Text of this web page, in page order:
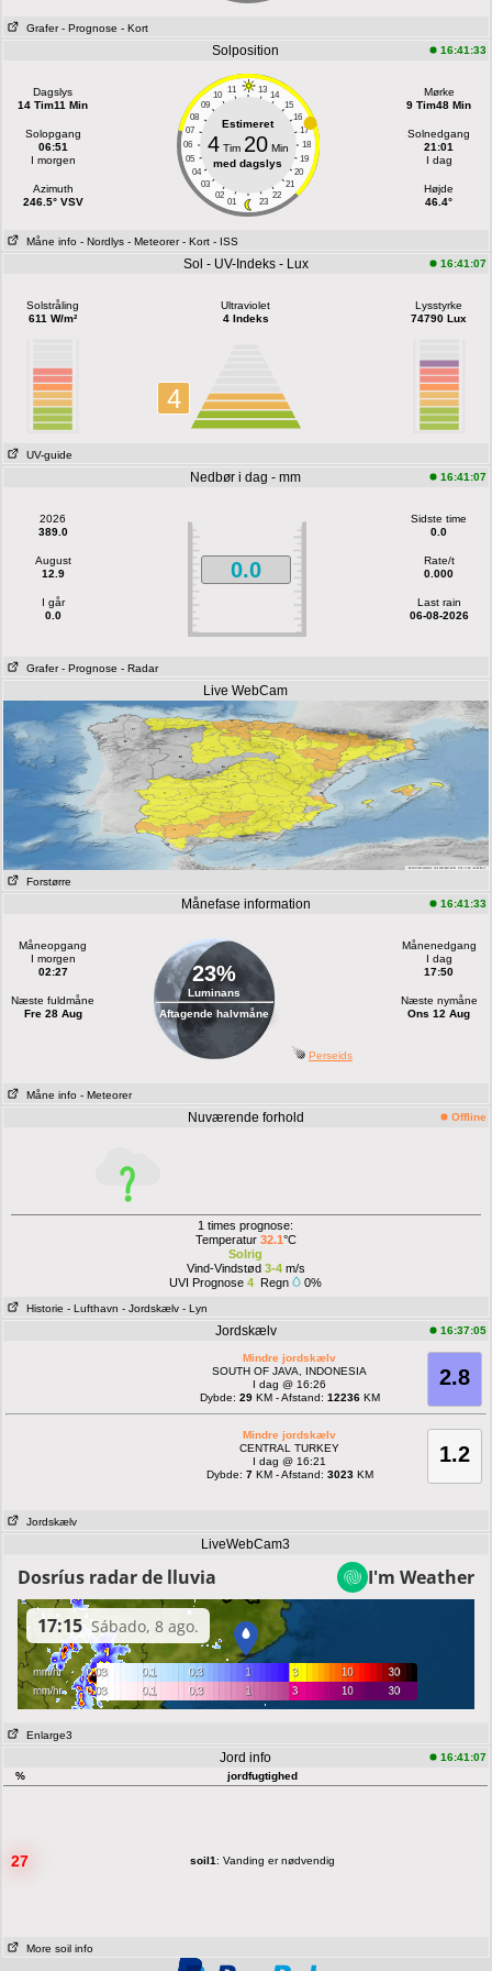
Grafer - Prognose - Kort
Solposition 16:41:33
Dagslys
14 Tim11 Min
Solopgang
06:51
I morgen
Azimuth
246.5° VSV
11 13
10
14
09
15
08
16
07
17
06
18
05
19
04
20
03
21
02
22
01 23
Estimeret
4Tim 20Min
med dagslys
Mørke
9 Tim48 Min
Solnedgang
21:01
I dag
Højde
46.4°
Måne info - Nordlys - Meteorer - Kort - ISS
Sol - UV-Indeks - Lux 16:41:07
Solstråling
611 W/m²
Ultraviolet
4 Indeks
4
Lysstyrke
74790 Lux
UV-guide
Nedbør i dag - mm 16:41:07
2026
389.0
August
12.9
I går
0.0
0.0
Sidste time
0.0
Rate/t
0.000
Last rain
06-08-2026
Grafer - Prognose - Radar
Live WebCam
Forstørre
Månefase information 16:41:33
Måneopgang
I morgen
02:27
Næste fuldmåne
Fre 28 Aug
23%
Luminans
Aftagende halvmåne
Månenedgang
I dag
17:50
Næste nymåne
Ons 12 Aug
Perseids
Måne info - Meteorer
Nuværende forhold Offline
1 times prognose:
Temperatur 32.1°C
Solrig
Vind-Vindstød 3-4m/s
UVI Prognose4 Regn 0%
Historie - Lufthavn - Jordskælv - Lyn
Jordskælv 16:37:05
2.8
Mindre jordskælv
SOUTH OF JAVA, INDONESIA
I dag @ 16:26
Dybde: 29KM - Afstand: 12236KM
1.2
Mindre jordskælv
CENTRAL TURKEY
I dag @ 16:21
Dybde: 7KM - Afstand: 3023KM
Jordskælv
LiveWebCam3
Enlarge3
Jord info
16:41:07
%
jordfugtighed
27 soil1 : Vanding er nødvendig
More soil info